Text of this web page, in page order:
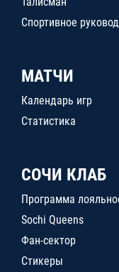
Спортивное
МАТЧИ
Календарь игр
Статистика
СОЧИ КЛАБ
Программа
Sochi Queens
Фан-сектор
Стикеры